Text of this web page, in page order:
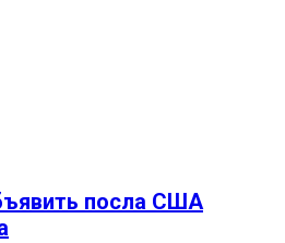
посла США